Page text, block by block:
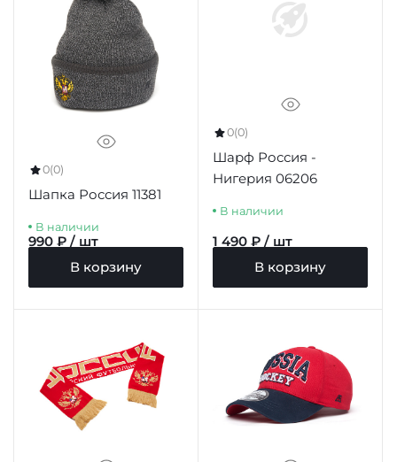
0(0)
Шапка Россия 11381
В наличии
990 ₽ / шт
В корзину
0(0)
Шарф Россия -
Нигерия 06206
В наличии
1 490 ₽ / шт
В корзину